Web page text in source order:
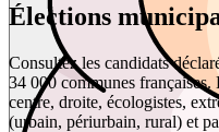
Élections
Consultez les candidats
34 000 communes
centre, droite, écologistes,
(urbain, périurbain, rural) et